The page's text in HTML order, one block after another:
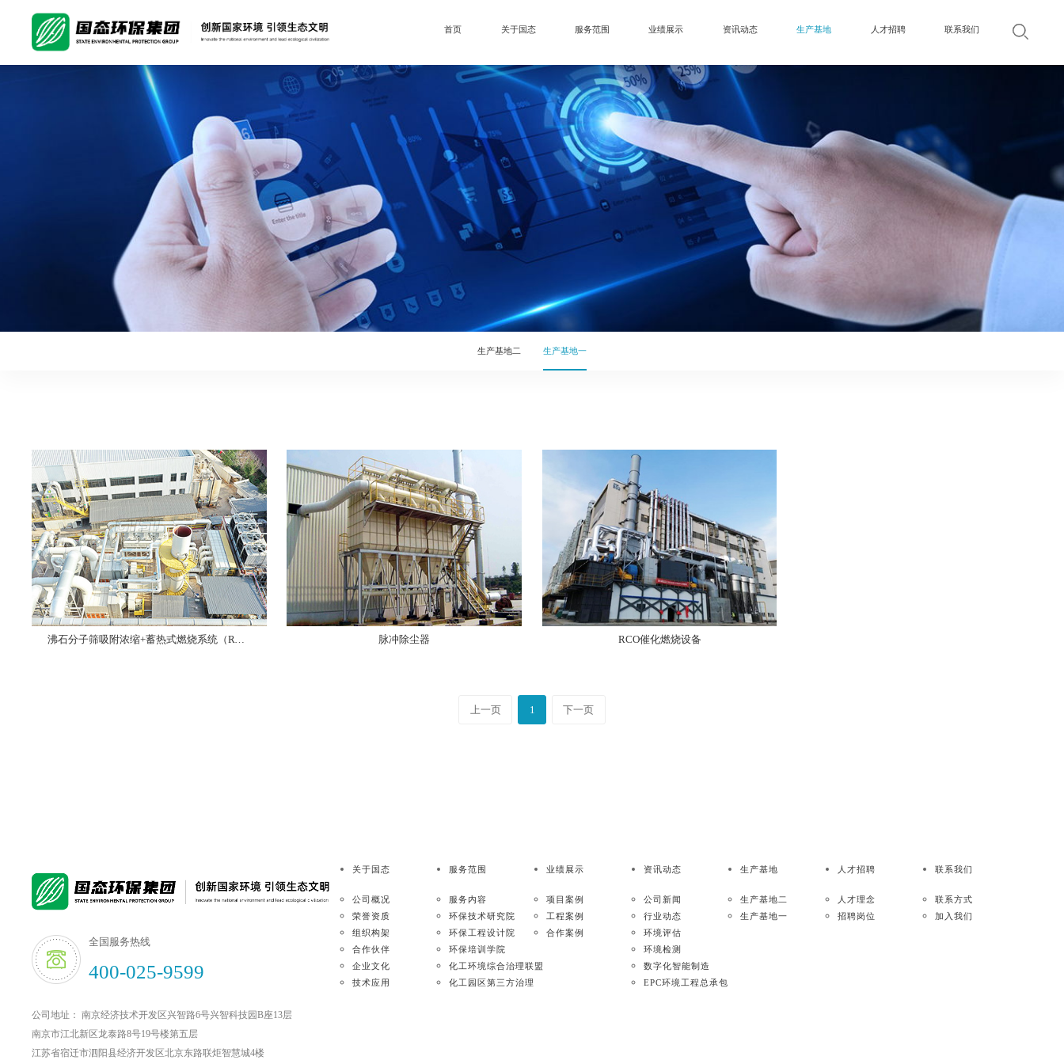
首页 关于国态 服务范围 业绩展示 资讯动态 生产基地 人才招聘 联系我们
生产基地二 生产基地一
沸石分子筛吸附浓缩+蓄热式燃烧系统（RTO） 脉冲除尘器 RCO催化燃烧设备
上一页 1 下一页
全国服务热线
400-025-9599
公司地址： 南京经济技术开发区兴智路6号兴智科技园B座13层
南京市江北新区龙泰路8号19号楼第五层
江苏省宿迁市泗阳县经济开发区北京东路联炬智慧城4楼
关于国态
公司概况
荣誉资质
组织构架
合作伙伴
企业文化
技术应用
服务范围
服务内容
环保技术研究院
环保工程设计院
环保培训学院
化工环境综合治理联盟
化工园区第三方治理
业绩展示
项目案例
工程案例
合作案例
资讯动态
公司新闻
行业动态
环境评估
环境检测
数字化智能制造
EPC环境工程总承包
生产基地
生产基地二
生产基地一
人才招聘
人才理念
招聘岗位
联系我们
联系方式
加入我们